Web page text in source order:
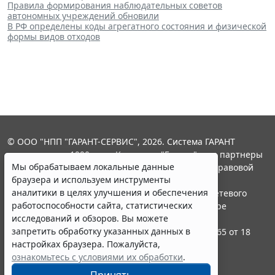
Правила формирования наблюдательных советов
автономных учреждений обновили
В РФ определены коды агрегатного состояния и физической
формы видов отходов
Мы обрабатываем локальные данные
браузера и используем инструменты
аналитики в целях улучшения и обеспечения
работоспособности сайта, статистических
исследований и обзоров. Вы можете
запретить обработку указанных данных в
настройках браузера. Пожалуйста,
ознакомьтесь с условиями их обработки.
© ООО "НПП "ГАРАНТ-СЕРВИС", 2026. Система ГАРАНТ
выпускается с 1990 года. Компания "Гарант" и ее партнеры
являются участниками Российской ассоциации правовой
информации ГАРАНТ.
Портал ГАРАНТ.РУ зарегистрирован в качестве сетевого
издания Федеральной службой по надзору в сфере
связи,информационных технологий и массовых
коммуникаций (Роскомнадзором), Эл № ФС77-58365 от 18
июня 2014 года.
16+